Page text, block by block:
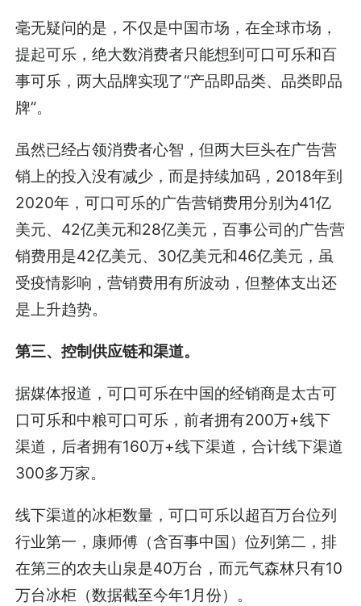
毫无疑问的是，不仅是中国市场，在全球市场，
提起可乐，绝大数消费者只能想到可口可乐和百
事可乐，两大品牌实现了“产品即品类、品类即品
牌”。
虽然已经占领消费者心智，但两大巨头在广告营
销上的投入没有减少，而是持续加码，2018年到
2020年，可口可乐的广告营销费用分别为41亿
美元、42亿美元和28亿美元，百事公司的广告营
销费用是42亿美元、30亿美元和46亿美元，虽
受疫情影响，营销费用有所波动，但整体支出还
是上升趋势。
第三、控制供应链和渠道。
据媒体报道，可口可乐在中国的经销商是太古可
口可乐和中粮可口可乐，前者拥有200万+线下
渠道，后者拥有160万+线下渠道，合计线下渠道
300多万家。
线下渠道的冰柜数量，可口可乐以超百万台位列
行业第一，康师傅（含百事中国）位列第二，排
在第三的农夫山泉是40万台，而元气森林只有10
万台冰柜（数据截至今年1月份）。